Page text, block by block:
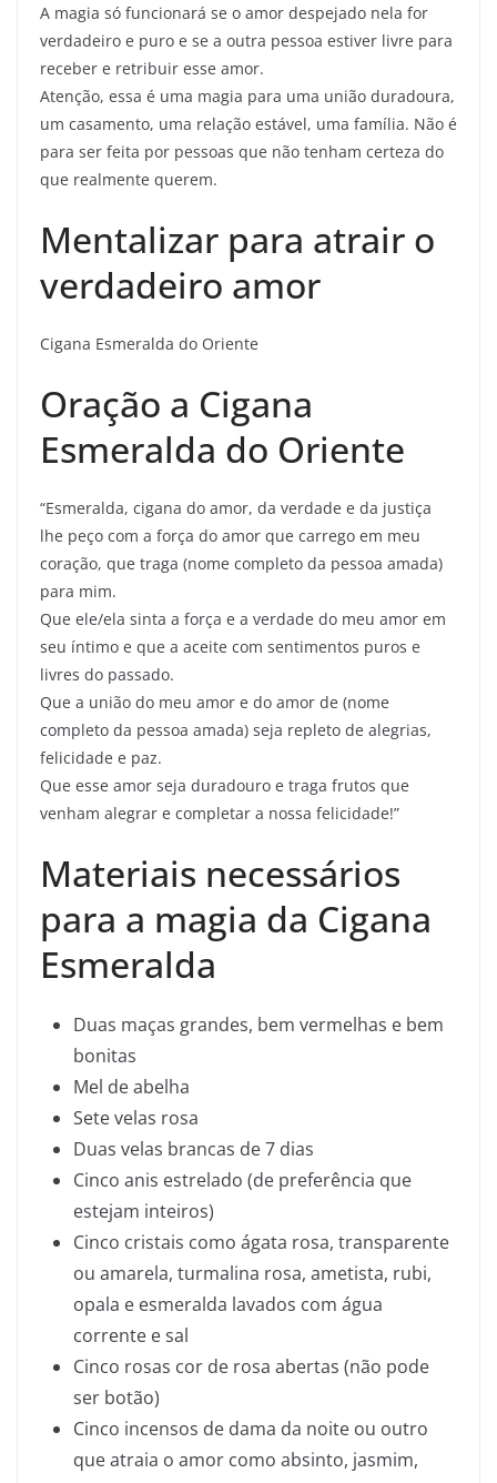
A magia só funcionará se o amor despejado nela for
verdadeiro e puro e se a outra pessoa estiver livre para
receber e retribuir esse amor.
Atenção, essa é uma magia para uma união duradoura,
um casamento, uma relação estável, uma família. Não é
para ser feita por pessoas que não tenham certeza do
que realmente querem.
Mentalizar para atrair o
verdadeiro amor
Cigana Esmeralda do Oriente
Oração a Cigana
Esmeralda do Oriente
“Esmeralda, cigana do amor, da verdade e da justiça
lhe peço com a força do amor que carrego em meu
coração, que traga (nome completo da pessoa amada)
para mim.
Que ele/ela sinta a força e a verdade do meu amor em
seu íntimo e que a aceite com sentimentos puros e
livres do passado.
Que a união do meu amor e do amor de (nome
completo da pessoa amada) seja repleto de alegrias,
felicidade e paz.
Que esse amor seja duradouro e traga frutos que
venham alegrar e completar a nossa felicidade!”
Materiais necessários
para a magia da Cigana
Esmeralda
Duas maças grandes, bem vermelhas e bem
bonitas
Mel de abelha
Sete velas rosa
Duas velas brancas de 7 dias
Cinco anis estrelado (de preferência que
estejam inteiros)
Cinco cristais como ágata rosa, transparente
ou amarela, turmalina rosa, ametista, rubi,
opala e esmeralda lavados com água
corrente e sal
Cinco rosas cor de rosa abertas (não pode
ser botão)
Cinco incensos de dama da noite ou outro
que atraia o amor como absinto, jasmim,